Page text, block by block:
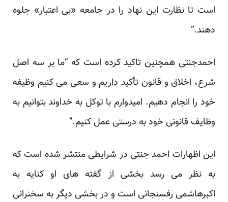
است تا نظارت این نهاد را در جامعه «بی اعتبار» جلوه
دهند.”
احمدجنتی همچنین تاکید کرده است که “ما بر سه اصل
شرع، اخلاق و قانون تأکید داریم و سعی می کنیم وظیفه
خود را انجام دهیم. امیدوارم با توکل به خداوند بتوانیم به
وظایف قانونی خود به درستی عمل کنیم.”
این اظهارات احمد جنتی در شرایطی منتشر شده است که
به نظر می رسد بخشی از گفته های او کنایه به
اکبرهاشمی رفسنجانی است و در بخشی دیگر به سخنرانی